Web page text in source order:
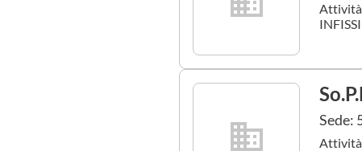
Attività
INFISSI
Sede:
Attività